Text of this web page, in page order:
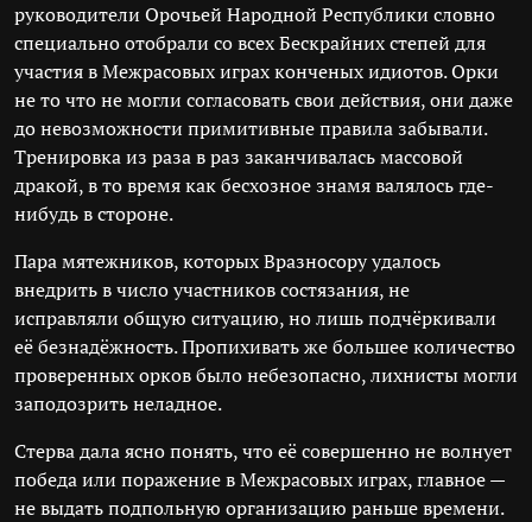
руководители Орочьей Народной Республики словно
специально отобрали со всех Бескрайних степей для
участия в Межрасовых играх конченых идиотов. Орки
не то что не могли согласовать свои действия, они даже
до невозможности примитивные правила забывали.
Тренировка из раза в раз заканчивалась массовой
дракой, в то время как бесхозное знамя валялось где-
нибудь в стороне.
Пара мятежников, которых Вразносору удалось
внедрить в число участников состязания, не
исправляли общую ситуацию, но лишь подчёркивали
её безнадёжность. Пропихивать же большее количество
проверенных орков было небезопасно, лихнисты могли
заподозрить неладное.
Стерва дала ясно понять, что её совершенно не волнует
победа или поражение в Межрасовых играх, главное —
не выдать подпольную организацию раньше времени.